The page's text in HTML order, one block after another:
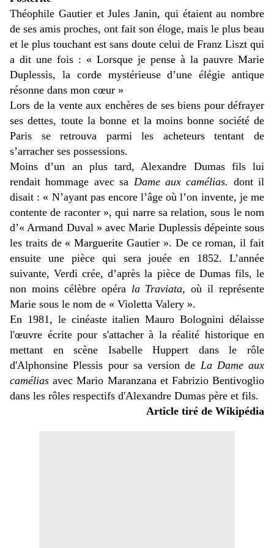
Théophile Gautier et Jules Janin, qui étaient au nombre
de ses amis proches, ont fait son éloge, mais le plus beau
et le plus touchant est sans doute celui de Franz Liszt qui
a dit une fois : « Lorsque je pense à la pauvre Marie
Duplessis, la corde mystérieuse d’une élégie antique
résonne dans mon cœur »
Lors de la vente aux enchères de ses biens pour défrayer
ses dettes, toute la bonne et la moins bonne société de
Paris se retrouva parmi les acheteurs tentant de
s’arracher ses possessions.
Moins d’un an plus tard, Alexandre Dumas fils lui
rendait hommage avec sa Dame aux camélias. dont il
disait : « N’ayant pas encore l’âge où l’on invente, je me
contente de raconter », qui narre sa relation, sous le nom
d’« Armand Duval » avec Marie Duplessis dépeinte sous
les traits de « Marguerite Gautier ». De ce roman, il fait
ensuite une pièce qui sera jouée en 1852. L’année
suivante, Verdi crée, d’après la pièce de Dumas fils, le
non moins célèbre opéra la Traviata, où il représente
Marie sous le nom de « Violetta Valery ».
En 1981, le cinéaste italien Mauro Bolognini délaisse
l'œuvre écrite pour s'attacher à la réalité historique en
mettant en scène Isabelle Huppert dans le rôle
d'Alphonsine Plessis pour sa version de La Dame aux
caméliasavec Mario Maranzana et Fabrizio Bentivoglio
dans les rôles respectifs d'Alexandre Dumas père et fils.
Article tiré de Wikipédia